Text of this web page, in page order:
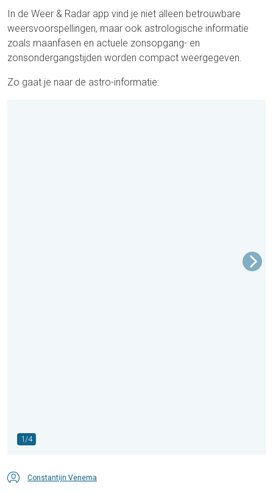
In de Weer & Radar app vind je niet alleen betrouwbare
weersvoorspellingen, maar ook astrologische informatie
zoals maanfasen en actuele zonsopgang- en
zonsondergangstijden worden compact weergegeven.
Zo gaat je naar de astro-informatie:
1/4
Constantijn Venema